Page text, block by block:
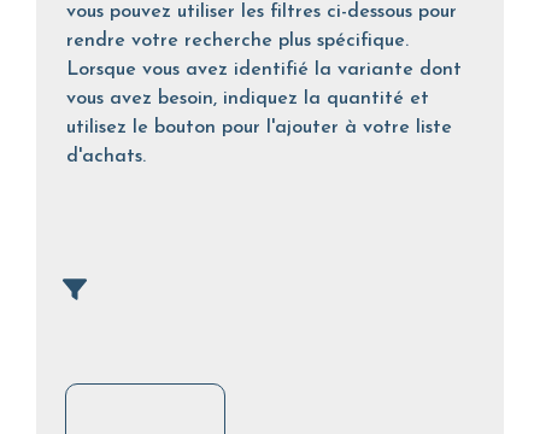
vous pouvez utiliser les filtres ci-dessous pour
rendre votre recherche plus spécifique.
Lorsque vous avez identifié la variante dont
vous avez besoin, indiquez la quantité et
utilisez le bouton pour l'ajouter à votre liste
d'achats.